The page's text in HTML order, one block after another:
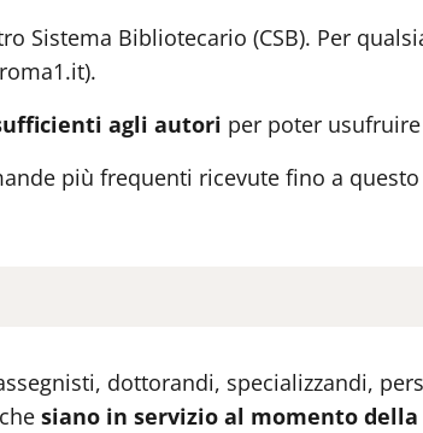
Sistema Bibliotecario (CSB). Per
agli autori per poter
più frequenti ricevute fino a
dottorandi, specializzandi,
siano in servizio al momento